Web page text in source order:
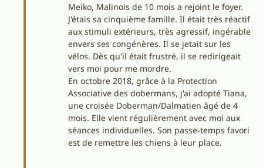
Meiko, Malinois de 10 mois a rejoint le foyer.
J'étais sa cinquième famille. Il était très réactif
aux stimuli extérieurs, très agressif, ingérable
envers ses congénères. Il se jetait sur les
vélos. Dès qu'il était frustré, il se redirigeait
vers moi pour me mordre.
En octobre 2018, grâce à la Protection
Associative des dobermans, j'ai adopté Tiana,
une croisée Doberman/Dalmatien âgé de 4
mois. Elle vient régulièrement avec moi aux
séances individuelles. Son passe-temps favori
est de remettre les chiens à leur place.